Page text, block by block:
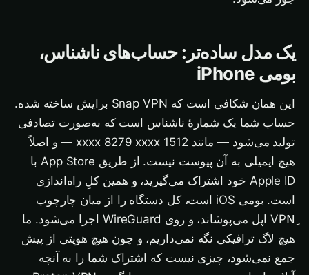
یک مدل ساده‌تر: حساب‌های ناشناس،
بومی iPhone
این همان شکافی است که Snap VPN برایش ساخته شده.
حساب شما یک شمارهٔ ناشناس است که به‌صورت تصادفی
تولید می‌شود — مانند 1512 xxxx 8279 xxxx — و اصلاً
هیچ ایمیلی به آن پیوست نیست. از طریق App Store با
Apple ID خود اشتراک می‌گیرید، و همین کلِ راه‌اندازی
است. بومی iOS است، کل دستگاه را از میان چارچوب
VPNِ اپل می‌پوشاند، و روی WireGuard اجرا می‌شود. ما
هیچ لاگ ترافیکی نگه نمی‌داریم، و چون هیچ هویتی از پیش
جمع نمی‌شود، چیزی نیست که اشتراک شما را به آنچه